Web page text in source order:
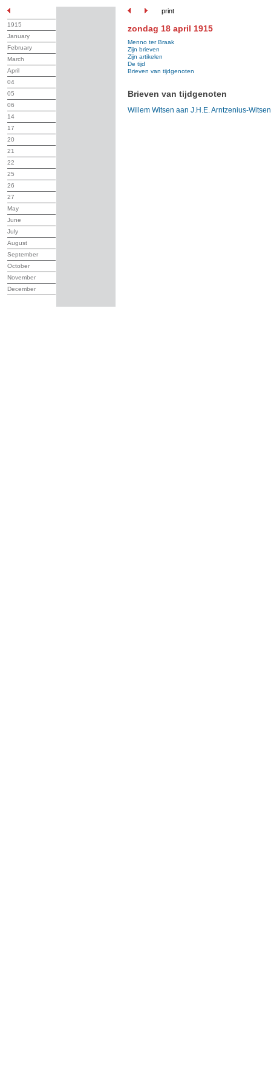
print
1915
January
February
March
April
04
05
06
14
17
20
21
22
25
26
27
May
June
July
August
September
October
November
December
zondag 18 april 1915
Menno ter Braak
Zijn brieven
Zijn artikelen
De tijd
Brieven van tijdgenoten
Brieven van tijdgenoten
Willem Witsen aan J.H.E. Arntzenius-Witsen